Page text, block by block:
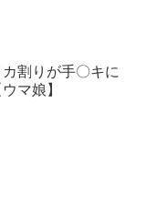
割りが手〇キに
マ娘】